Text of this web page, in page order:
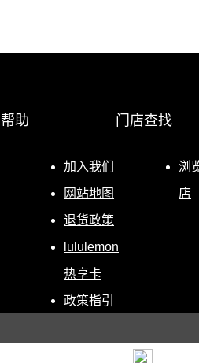
帮助
加入我们
网站地图
退货政策
lululemon
热享卡
政策指引
门店查找
浏
店